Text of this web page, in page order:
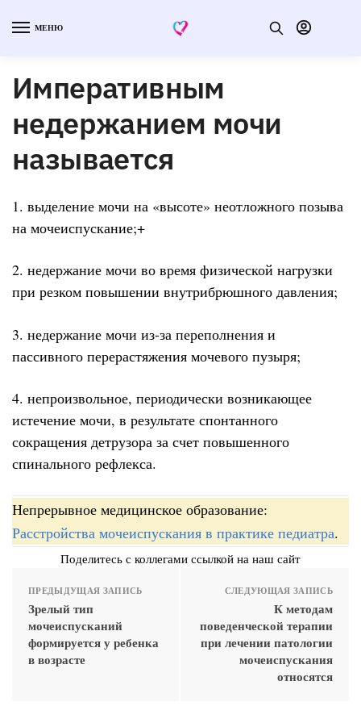
МЕНЮ
Императивным
недержанием мочи
называется
1. выделение мочи на «высоте» неотложного позыва
на мочеиспускание;+
2. недержание мочи во время физической нагрузки
при резком повышении внутрибрюшного давления;
3. недержание мочи из-за переполнения и
пассивного перерастяжения мочевого пузыря;
4. непроизвольное, периодически возникающее
истечение мочи, в результате спонтанного
сокращения детрузора за счет повышенного
спинального рефлекса.
Непрерывное медицинское образование:
Расстройства мочеиспускания в практике педиатра.
Поделитесь с коллегами ссылкой на наш сайт
ПРЕДЫДУЩАЯ ЗАПИСЬ
Зрелый тип
мочеиспусканий
формируется у ребенка
в возрасте
СЛЕДУЮЩАЯ ЗАПИСЬ
К методам
поведенческой терапии
при лечении патологии
мочеиспускания
относятся